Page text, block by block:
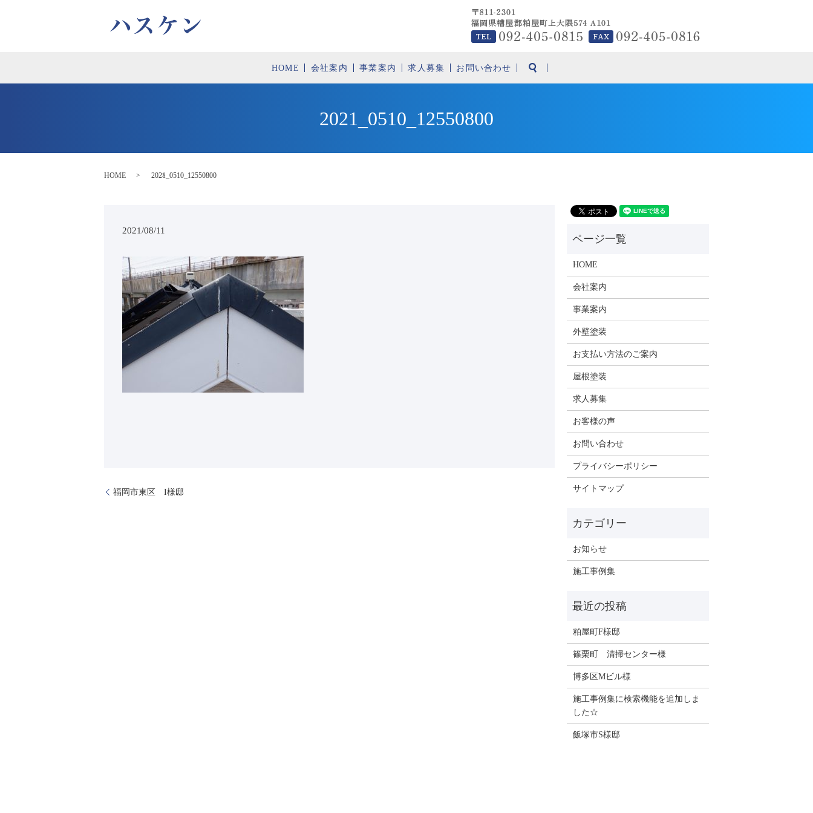
HOME 会社案内 事業案内 求人募集 お問い合わせ
2021_0510_12550800
HOME 2021_0510_12550800
2021/08/11
福岡市東区 I様邸
HOME
会社案内
事業案内
外壁塗装
お支払い方法のご案内
屋根塗装
求人募集
お客様の声
お問い合わせ
プライバシーポリシー
サイトマップ
お知らせ
施工事例集
粕屋町F様邸
篠栗町 清掃センター様
博多区Mビル様
施工事例集に検索機能を追加しま
した☆
飯塚市S様邸